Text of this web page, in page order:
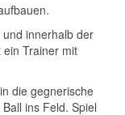
innerhalb der
Trainer mit
die gegnerische
ins Feld. Spiel